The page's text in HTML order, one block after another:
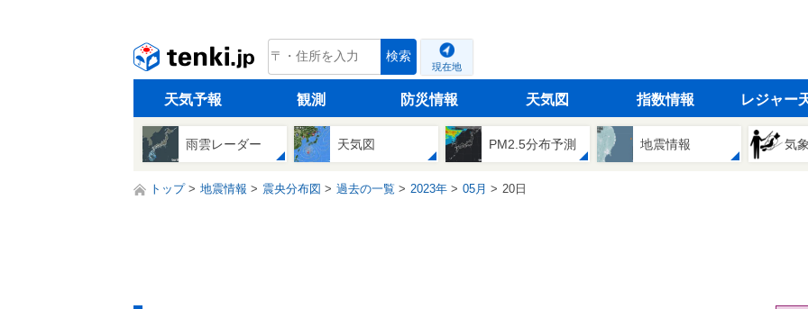
tenki.jp 検索
現在地
天気予報 観測 防災情報 天気図 指数情報 レジャー
雨雲レーダー 天気図 PM2.5分布予測 地震情報 気
トップ 地震情報 震央分布図 過去の一覧 2023年 05月 20日